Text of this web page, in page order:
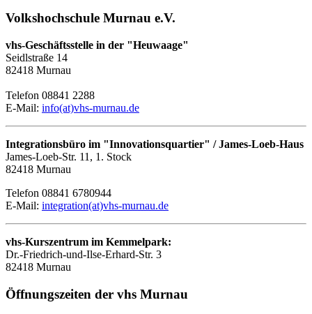
Volkshochschule Murnau e.V.
vhs-Geschäftsstelle in der "Heuwaage"
Seidlstraße 14
82418 Murnau
Telefon 08841 2288
E-Mail: info(at)vhs-murnau.de
Integrationsbüro im "Innovationsquartier" / James-Loeb-Haus
James-Loeb-Str. 11, 1. Stock
82418 Murnau
Telefon 08841 6780944
E-Mail: integration(at)vhs-murnau.de
vhs-Kurszentrum im Kemmelpark:
Dr.-Friedrich-und-Ilse-Erhard-Str. 3
82418 Murnau
Öffnungszeiten der vhs Murnau